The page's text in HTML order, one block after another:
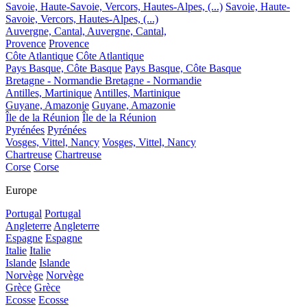
Savoie, Haute-Savoie, Vercors, Hautes-Alpes, (...) Savoie, Haute-
Savoie, Vercors, Hautes-Alpes, (...)
Auvergne, Cantal, Auvergne, Cantal,
Provence Provence
Côte Atlantique Côte Atlantique
Pays Basque, Côte Basque Pays Basque, Côte Basque
Bretagne - Normandie Bretagne - Normandie
Antilles, MartiniqueAntilles, Martinique
Guyane, Amazonie Guyane, Amazonie
Île de la Réunion Île de la Réunion
Pyrénées Pyrénées
Vosges, Vittel, Nancy Vosges, Vittel, Nancy
Chartreuse Chartreuse
Corse Corse
Europe
Portugal Portugal
AngleterreAngleterre
Espagne Espagne
Italie Italie
Islande Islande
Norvège Norvège
Grèce Grèce
Ecosse Ecosse